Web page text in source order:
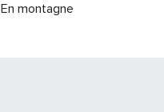
En montagne